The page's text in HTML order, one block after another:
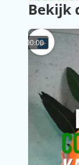
Bekijk
00:00